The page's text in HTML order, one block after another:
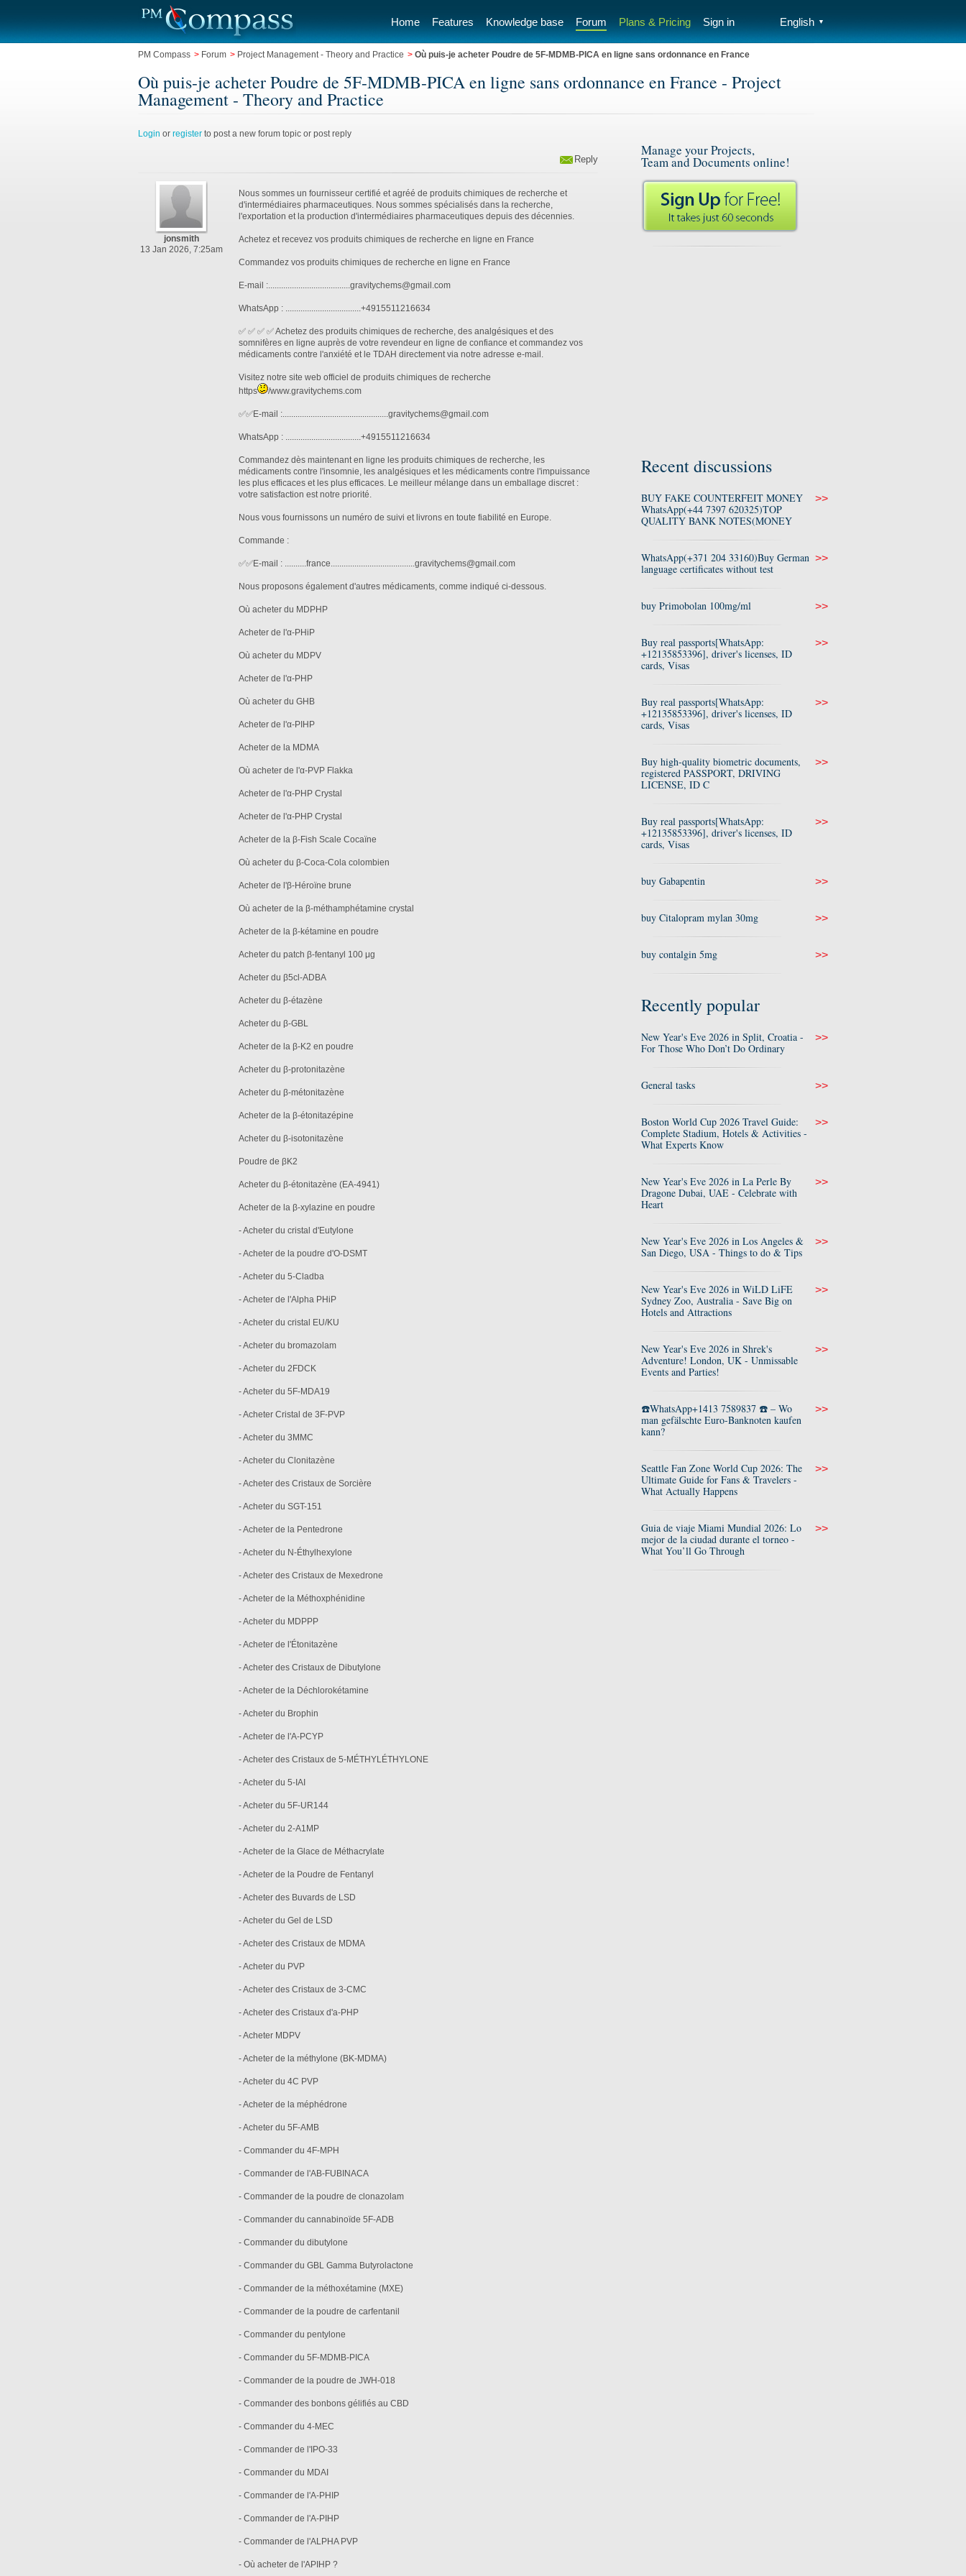
Home Features Knowledge base Forum Plans & Pricing Sign in English ▼
PM Compass > Forum > Project Management - Theory and Practice > Où puis-je acheter Poudre de 5F-MDMB-PICA en ligne sans ordonnance en France
Où puis-je acheter Poudre de 5F-MDMB-PICA en ligne sans ordonnance en France - Project
Management - Theory and Practice
Login or register to post a new forum topic or post reply
Reply
jonsmith
13 Jan 2026, 7:25am
Nous sommes un fournisseur certifié et agréé de produits chimiques de recherche et
d'intermédiaires pharmaceutiques. Nous sommes spécialisés dans la recherche,
l'exportation et la production d'intermédiaires pharmaceutiques depuis des décennies.
Achetez et recevez vos produits chimiques de recherche en ligne en France
Commandez vos produits chimiques de recherche en ligne en France
E-mail :......................................gravitychems@gmail.com
WhatsApp : ...................................+4915511216634
✅ ✅ ✅ ✅ Achetez des produits chimiques de recherche, des analgésiques et des
somnifères en ligne auprès de votre revendeur en ligne de confiance et commandez vos
médicaments contre l'anxiété et le TDAH directement via notre adresse e-mail.
Visitez notre site web officiel de produits chimiques de recherche
https
/www.gravitychems.com
✅✅E-mail :.................................................gravitychems@gmail.com
WhatsApp : ...................................+4915511216634
Commandez dès maintenant en ligne les produits chimiques de recherche, les
médicaments contre l'insomnie, les analgésiques et les médicaments contre l'impuissance
les plus efficaces et les plus efficaces. Le meilleur mélange dans un emballage discret :
votre satisfaction est notre priorité.
Nous vous fournissons un numéro de suivi et livrons en toute fiabilité en Europe.
Commande :
✅✅E-mail : ..........france.......................................gravitychems@gmail.com
Nous proposons également d'autres médicaments, comme indiqué ci-dessous.
Où acheter du MDPHP
Acheter de l'α-PHiP
Où acheter du MDPV
Acheter de l'α-PHP
Où acheter du GHB
Acheter de l'α-PIHP
Acheter de la MDMA
Où acheter de l'α-PVP Flakka
Acheter de l'α-PHP Crystal
Acheter de l'α-PHP Crystal
Acheter de la β-Fish Scale Cocaïne
Où acheter du β-Coca-Cola colombien
Acheter de l'β-Héroïne brune
Où acheter de la β-méthamphétamine crystal
Acheter de la β-kétamine en poudre
Acheter du patch β-fentanyl 100 μg
Acheter du β5cl-ADBA
Acheter du β-étazène
Acheter du β-GBL
Acheter de la β-K2 en poudre
Acheter du β-protonitazène
Acheter du β-métonitazène
Acheter de la β-étonitazépine
Acheter du β-isotonitazène
Poudre de βK2
Acheter du β-étonitazène (EA-4941)
Acheter de la β-xylazine en poudre
- Acheter du cristal d'Eutylone
- Acheter de la poudre d'O-DSMT
- Acheter du 5-Cladba
- Acheter de l'Alpha PHiP
- Acheter du cristal EU/KU
- Acheter du bromazolam
- Acheter du 2FDCK
- Acheter du 5F-MDA19
- Acheter Cristal de 3F-PVP
- Acheter du 3MMC
- Acheter du Clonitazène
- Acheter des Cristaux de Sorcière
- Acheter du SGT-151
- Acheter de la Pentedrone
- Acheter du N-Éthylhexylone
- Acheter des Cristaux de Mexedrone
- Acheter de la Méthoxphénidine
- Acheter du MDPPP
- Acheter de l'Étonitazène
- Acheter des Cristaux de Dibutylone
- Acheter de la Déchlorokétamine
- Acheter du Brophin
- Acheter de l'A-PCYP
- Acheter des Cristaux de 5-MÉTHYLÉTHYLONE
- Acheter du 5-IAI
- Acheter du 5F-UR144
- Acheter du 2-A1MP
- Acheter de la Glace de Méthacrylate
- Acheter de la Poudre de Fentanyl
- Acheter des Buvards de LSD
- Acheter du Gel de LSD
- Acheter des Cristaux de MDMA
- Acheter du PVP
- Acheter des Cristaux de 3-CMC
- Acheter des Cristaux d'a-PHP
- Acheter MDPV
- Acheter de la méthylone (BK-MDMA)
- Acheter du 4C PVP
- Acheter de la méphédrone
- Acheter du 5F-AMB
- Commander du 4F-MPH
- Commander de l'AB-FUBINACA
- Commander de la poudre de clonazolam
- Commander du cannabinoïde 5F-ADB
- Commander du dibutylone
- Commander du GBL Gamma Butyrolactone
- Commander de la méthoxétamine (MXE)
- Commander de la poudre de carfentanil
- Commander du pentylone
- Commander du 5F-MDMB-PICA
- Commander de la poudre de JWH-018
- Commander des bonbons gélifiés au CBD
- Commander du 4-MEC
- Commander de l'IPO-33
- Commander du MDAI
- Commander de l'A-PHIP
- Commander de l'A-PIHP
- Commander de l'ALPHA PVP
- Où acheter de l'APIHP ?
Manage your Projects,
Team and Documents online!
Recent discussions
BUY FAKE COUNTERFEIT MONEY
WhatsApp(+44 7397 620325)TOP
QUALITY BANK NOTES(MONEY
>>
WhatsApp(+371 204 33160)Buy German
language certificates without test
>>
buy Primobolan 100mg/ml >>
Buy real passports[WhatsApp:
+12135853396], driver's licenses, ID
cards, Visas
>>
Buy real passports[WhatsApp:
+12135853396], driver's licenses, ID
cards, Visas
>>
Buy high-quality biometric documents,
registered PASSPORT, DRIVING
LICENSE, ID C
>>
Buy real passports[WhatsApp:
+12135853396], driver's licenses, ID
cards, Visas
>>
buy Gabapentin >>
buy Citalopram mylan 30mg >>
buy contalgin 5mg >>
Recently popular
New Year's Eve 2026 in Split, Croatia -
For Those Who Don’t Do Ordinary
>>
General tasks >>
Boston World Cup 2026 Travel Guide:
Complete Stadium, Hotels & Activities -
What Experts Know
>>
New Year's Eve 2026 in La Perle By
Dragone Dubai, UAE - Celebrate with
Heart
>>
New Year's Eve 2026 in Los Angeles &
San Diego, USA - Things to do & Tips
>>
New Year's Eve 2026 in WiLD LiFE
Sydney Zoo, Australia - Save Big on
Hotels and Attractions
>>
New Year's Eve 2026 in Shrek's
Adventure! London, UK - Unmissable
Events and Parties!
>>
☎️WhatsApp+1413 7589837 ☎️ – Wo
man gefälschte Euro-Banknoten kaufen
kann?
>>
Seattle Fan Zone World Cup 2026: The
Ultimate Guide for Fans & Travelers -
What Actually Happens
>>
Guia de viaje Miami Mundial 2026: Lo
mejor de la ciudad durante el torneo -
What You’ll Go Through
>>